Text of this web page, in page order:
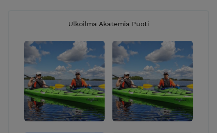
Ulkoilma Akatemia Puoti